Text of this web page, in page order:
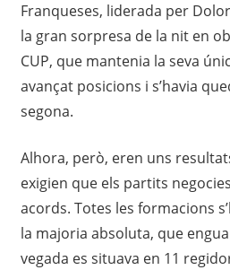
Franqueses, liderada per
la gran sorpresa de la nit en
CUP, que mantenia la seva
avançat posicions i s’havia
segona.
Alhora, però, eren uns
exigien que els partits
acords. Totes les formacions
la majoria absoluta, que
vegada es situava en 11